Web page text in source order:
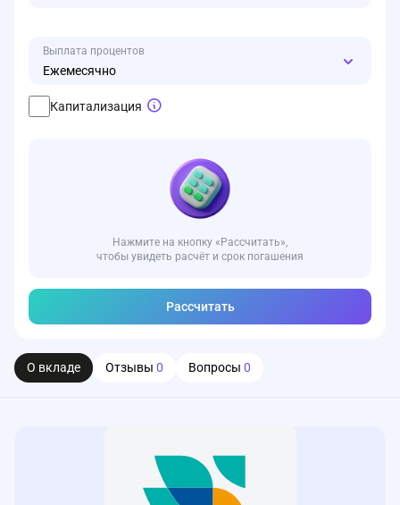
Выплата процентов
Ежемесячно
Капитализация
Нажмите на кнопку «Рассчитать»,
чтобы увидеть расчёт и срок погашения
Рассчитать
О вкладе Отзывы 0 Вопросы 0